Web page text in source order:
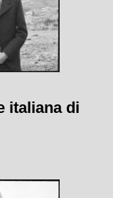
italiana di